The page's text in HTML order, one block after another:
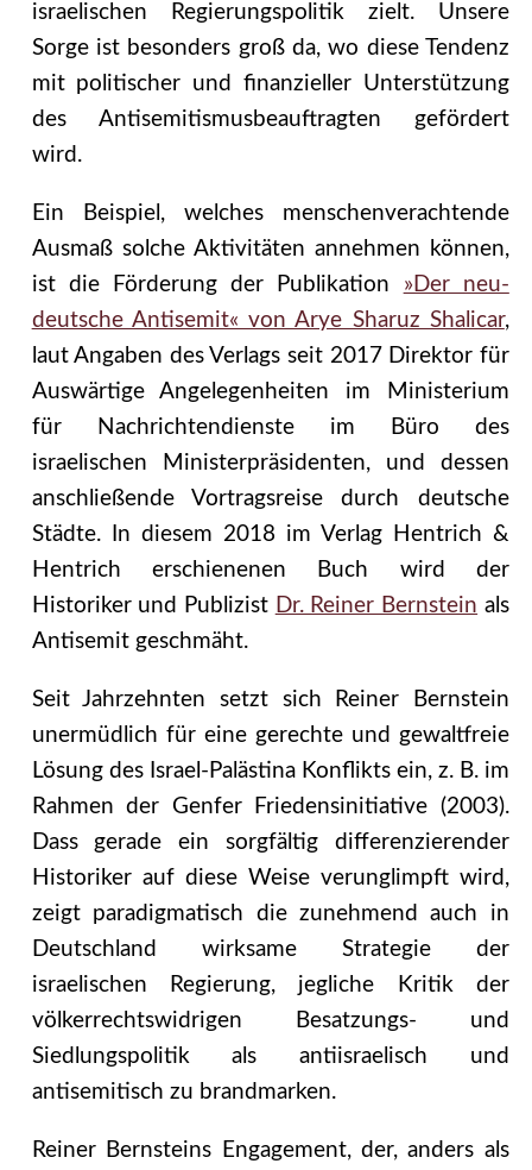
israelischen Regierungspolitik zielt. Unsere
Sorge ist besonders groß da, wo diese Tendenz
mit politischer und finanzieller Unterstützung
des Antisemitismusbeauftragten gefördert
wird.
Ein Beispiel, welches menschenverachtende
Ausmaß solche Aktivitäten annehmen können,
ist die Förderung der Publikation »Der neu-
deutsche Antisemit« von Arye Sharuz Shalicar,
laut Angaben des Verlags seit 2017 Direktor für
Auswärtige Angelegenheiten im Ministerium
für Nachrichtendienste im Büro des
israelischen Ministerpräsidenten, und dessen
anschließende Vortragsreise durch deutsche
Städte. In diesem 2018 im Verlag Hentrich &
Hentrich erschienenen Buch wird der
Historiker und Publizist Dr. Reiner Bernstein als
Antisemit geschmäht.
Seit Jahrzehnten setzt sich Reiner Bernstein
unermüdlich für eine gerechte und gewaltfreie
Lösung des Israel-Palästina Konflikts ein, z. B. im
Rahmen der Genfer Friedensinitiative (2003).
Dass gerade ein sorgfältig differenzierender
Historiker auf diese Weise verunglimpft wird,
zeigt paradigmatisch die zunehmend auch in
Deutschland wirksame Strategie der
israelischen Regierung, jegliche Kritik der
völkerrechtswidrigen Besatzungs- und
Siedlungspolitik als antiisraelisch und
antisemitisch zu brandmarken.
Reiner Bernsteins Engagement, der, anders als